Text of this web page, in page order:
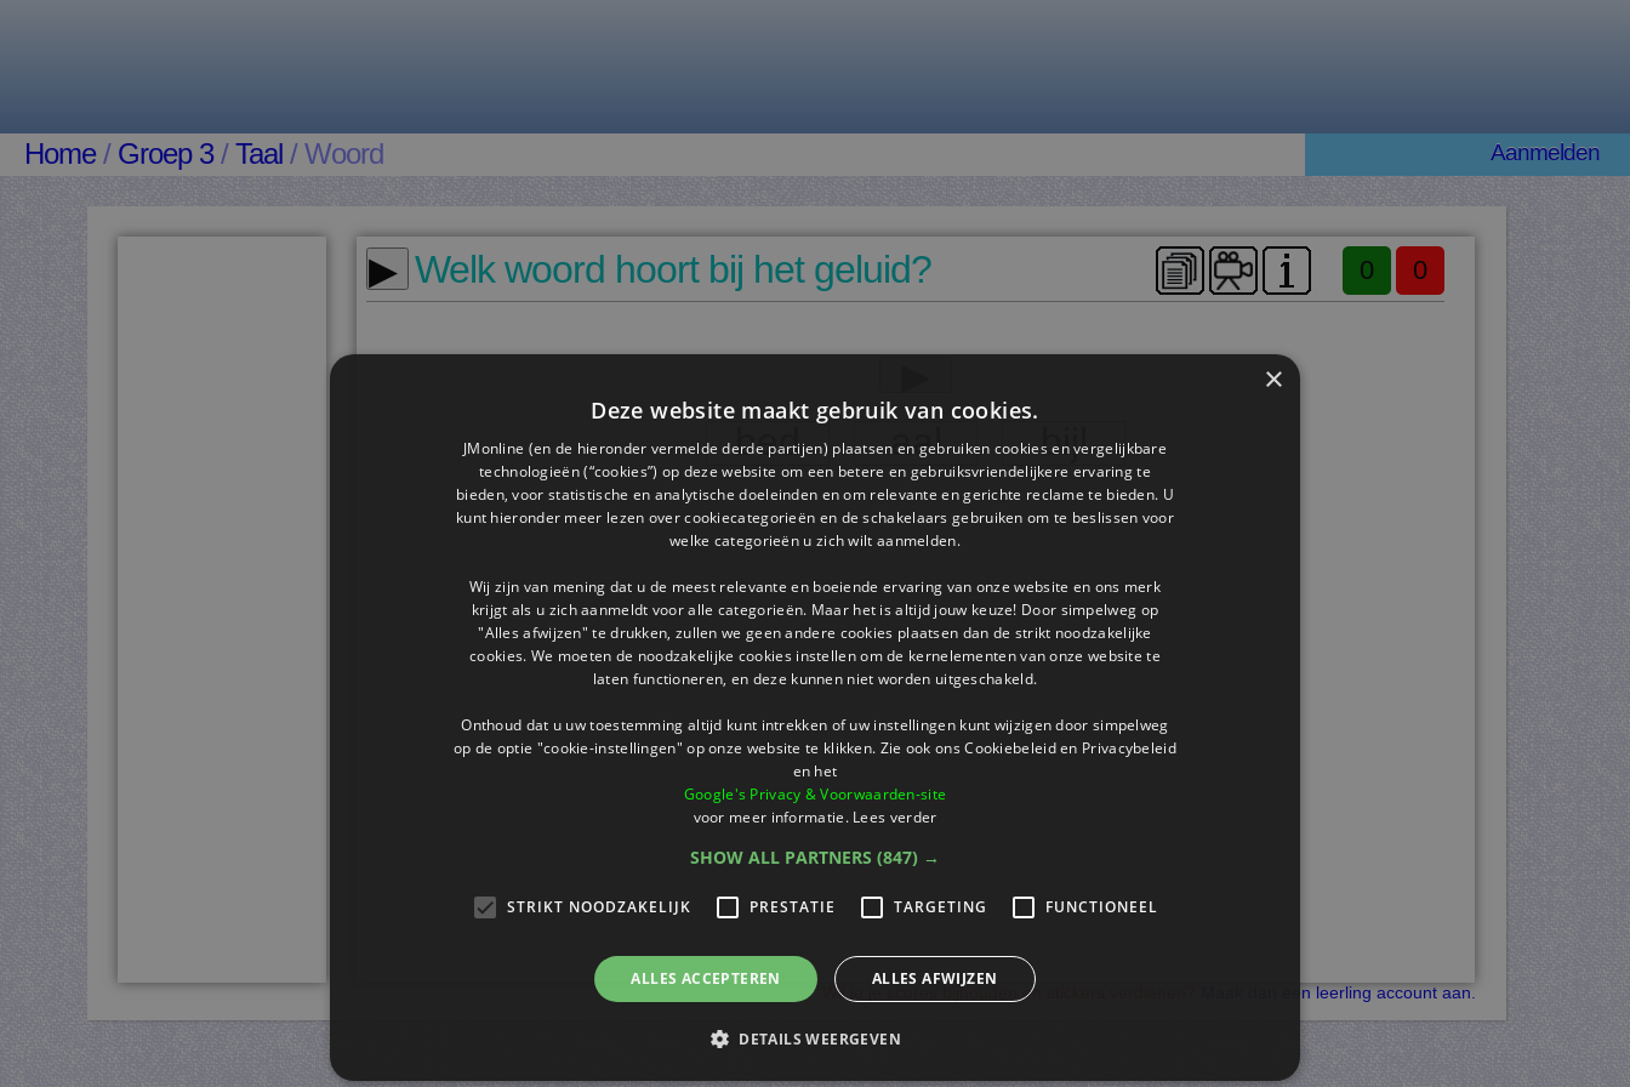
Home/ Groep 3/Taal / Woord Aanmelden
▸ Welk woord hoort bij het geluid? 0 0
▸
bed aal bijl
Wil je je scores bijhouden en stickers verdienen? Maak dan een leerling account aan.
×
Deze website maakt gebruik van cookies.
JMonline (en de hieronder vermelde derde partijen) plaatsen en gebruiken cookies en vergelijkbare
technologieën (“cookies”) op deze website om een ​​betere en gebruiksvriendelijkere ervaring te
bieden, voor statistische en analytische doeleinden en om relevante en gerichte reclame te bieden. U
kunt hieronder meer lezen over cookiecategorieën en de schakelaars gebruiken om te beslissen voor
welke categorieën u zich wilt aanmelden.
Wij zijn van mening dat u de meest relevante en boeiende ervaring van onze website en ons merk
krijgt als u zich aanmeldt voor alle categorieën. Maar het is altijd jouw keuze! Door simpelweg op
"Alles afwijzen" te drukken, zullen we geen andere cookies plaatsen dan de strikt noodzakelijke
cookies. We moeten de noodzakelijke cookies instellen om de kernelementen van onze website te
laten functioneren, en deze kunnen niet worden uitgeschakeld.
Onthoud dat u uw toestemming altijd kunt intrekken of uw instellingen kunt wijzigen door simpelweg
op de optie "cookie-instellingen" op onze website te klikken. Zie ook ons ​​Cookiebeleid en Privacybeleid
en het
Google's Privacy & Voorwaarden-site
voor meer informatie. Lees verder
SHOW ALL PARTNERS (847) →
STRIKT NOODZAKELIJK PRESTATIE TARGETING FUNCTIONEEL
ALLES ACCEPTEREN ALLES AFWIJZEN
DETAILS WEERGEVEN